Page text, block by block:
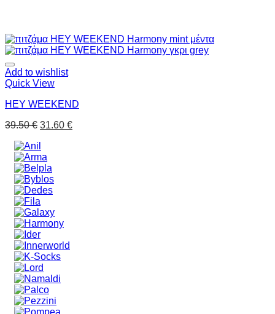
Add to wishlist
Quick View
HEY WEEKEND
39.50€ 31.60 €